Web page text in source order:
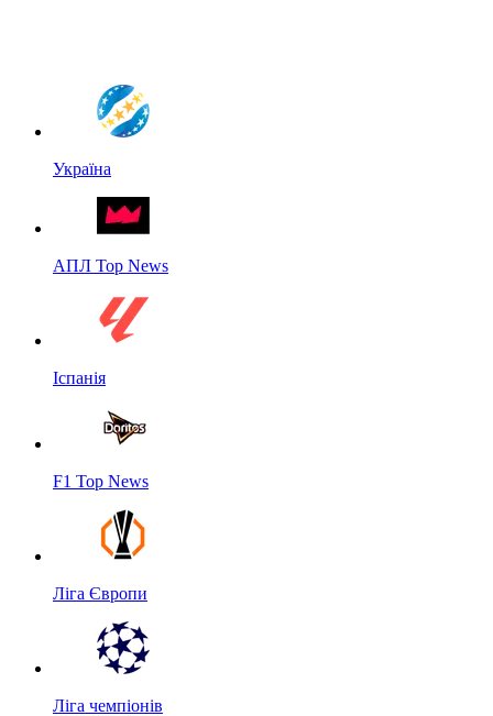
Україна
АПЛ Top News
Іспанія
F1 Top News
Ліга Європи
Ліга чемпіонів